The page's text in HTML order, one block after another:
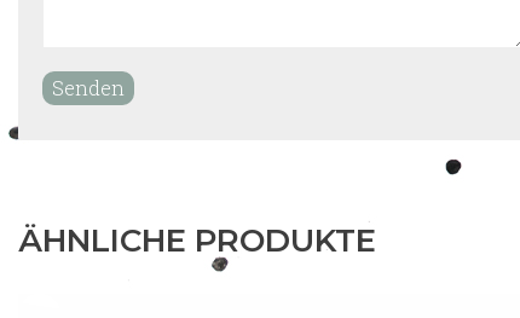
ÄHNLICHE PRODUKTE